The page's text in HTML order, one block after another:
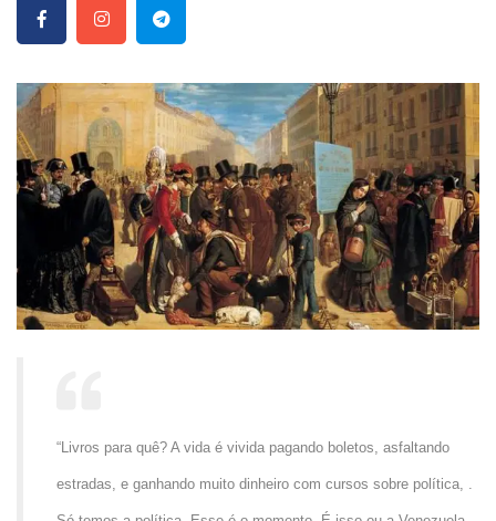
“Livros para quê? A vida é vivida pagando boletos, asfaltando
estradas, e ganhando muito dinheiro com cursos sobre política, .